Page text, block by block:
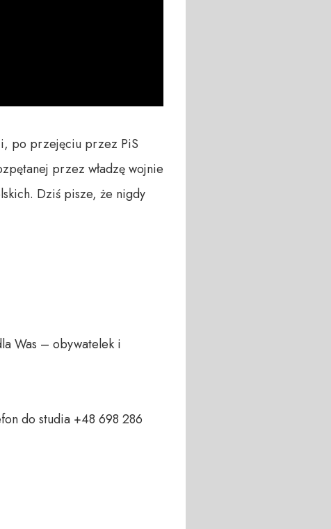
po przejęciu przez PiS
przez władzę wojnie
Dziś pisze, że nigdy
Was – obywatelek i
do studia +48 698 286